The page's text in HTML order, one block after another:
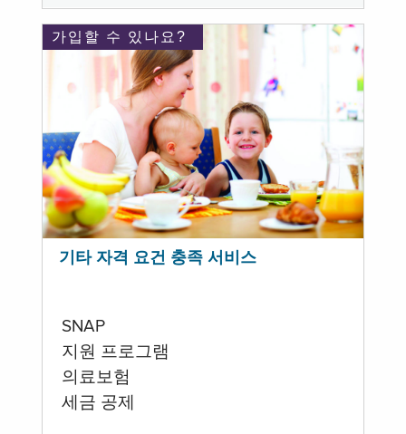
가입할 수 있나요?
기타 자격 요건 충족 서비스
SNAP
지원 프로그램
의료보험
세금 공제